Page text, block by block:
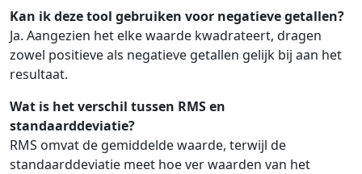
Kan ik deze tool gebruiken voor negatieve getallen?
Ja. Aangezien het elke waarde kwadrateert, dragen
zowel positieve als negatieve getallen gelijk bij aan het
resultaat.
Wat is het verschil tussen RMS en
standaarddeviatie?
RMS omvat de gemiddelde waarde, terwijl de
standaarddeviatie meet hoe ver waarden van het